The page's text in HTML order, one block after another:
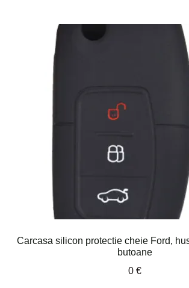
Carcasa silicon protectie cheie Ford,
butoane
0 €